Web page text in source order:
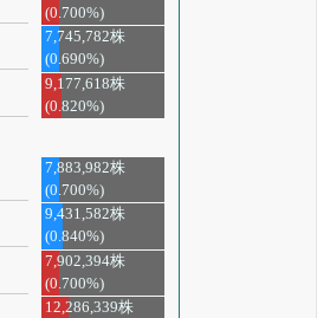
(0.700%)
7,745,782株
(0.690%)
9,177,618株
(0.820%)
7,883,982株
(0.700%)
9,431,582株
(0.840%)
7,902,394株
(0.700%)
12,286,339株